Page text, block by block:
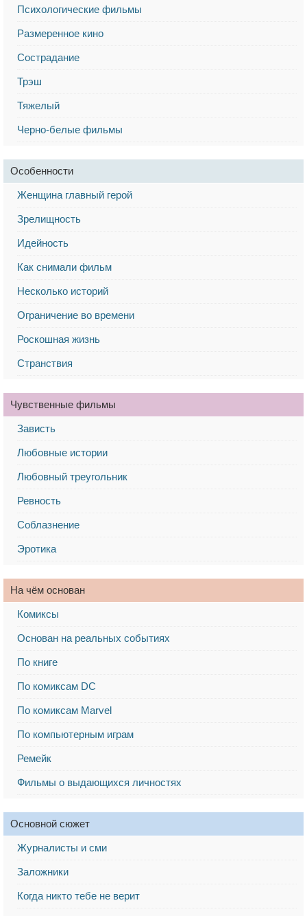
Психологические фильмы
Размеренное кино
Сострадание
Трэш
Тяжелый
Черно-белые фильмы
Особенности
Женщина главный герой
Зрелищность
Идейность
Как снимали фильм
Несколько историй
Ограничение во времени
Роскошная жизнь
Странствия
Чувственные фильмы
Зависть
Любовные истории
Любовный треугольник
Ревность
Соблазнение
Эротика
На чём основан
Комиксы
Основан на реальных событиях
По книге
По комиксам DC
По комиксам Marvel
По компьютерным играм
Ремейк
Фильмы о выдающихся личностях
Основной сюжет
Журналисты и сми
Заложники
Когда никто тебе не верит